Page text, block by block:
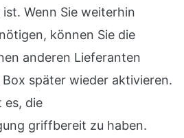
Wenn Sie weiterhin
können Sie die
anderen Lieferanten
später wieder aktivieren.
es, die
griffbereit zu haben.